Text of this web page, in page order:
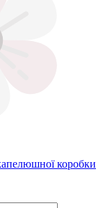
коробки